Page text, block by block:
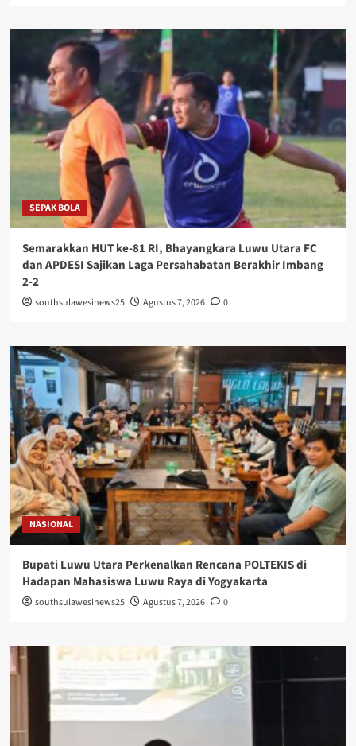
SEPAK BOLA
Semarakkan HUT ke-81 RI, Bhayangkara Luwu Utara FC
dan APDESI Sajikan Laga Persahabatan Berakhir Imbang
2-2
southsulawesinews25 Agustus 7, 2026 0
NASIONAL
Bupati Luwu Utara Perkenalkan Rencana POLTEKIS di
Hadapan Mahasiswa Luwu Raya di Yogyakarta
southsulawesinews25 Agustus 7, 2026 0